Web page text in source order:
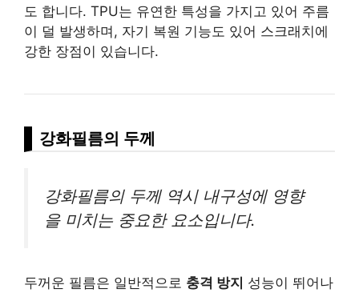
도 합니다. TPU는 유연한 특성을 가지고 있어 주름
이 덜 발생하며, 자기 복원 기능도 있어 스크래치에
강한 장점이 있습니다.
강화필름의 두께
강화필름의 두께 역시 내구성에 영향
을 미치는 중요한 요소입니다.
두꺼운 필름은 일반적으로 충격 방지 성능이 뛰어나